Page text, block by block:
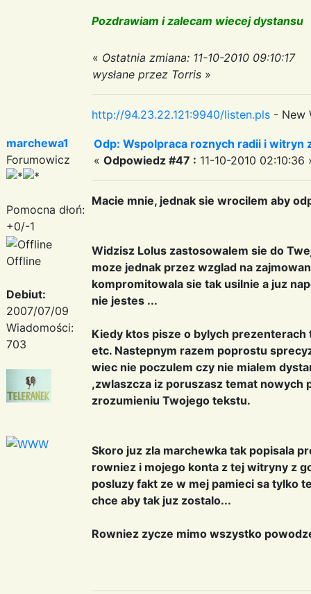
Pozdrawiam i zalecam wiecej dystansu
« Ostatnia zmiana: 11-10-2010 09:10:17
wysłane przez Torris »
http://94.23.22.121:9940/listen.pls - New
marchewa1
Forumowicz
Pomocna dłoń:
+0/-1
Offline
Debiut:
2007/07/09
Wiadomości:
703
Odp: Wspolpraca roznych radii i witryn
« Odpowiedz #47 : 11-10-2010 02:10:36
Macie mnie, jednak sie wrocilem aby
Widzisz Lolus zastosowalem sie do
moze jednak przez wzglad na
kompromitowala sie tak usilnie a juz
nie jestes ...
Kiedy ktos pisze o bylych
etc. Nastepnym razem poprostu
wiec nie poczulem czy nie mialem
,zwlaszcza iz poruszasz temat
zrozumieniu Twojego tekstu.
Skoro juz zla marchewka tak popisala
rowniez i mojego konta z tej witryny z
posluzy fakt ze w mej pamieci sa tylko
chce aby tak juz zostalo...
Rowniez zycze mimo wszystko